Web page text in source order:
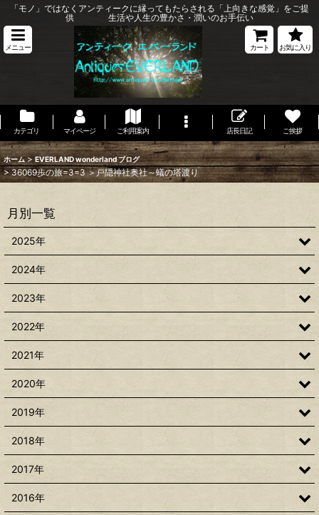
「モノ」ではなくアンティークに縁ってもたらされる「上向きな感覚」をご提
供 生活や人生の豊かさ・潤いのお手伝い
メニュー カート お気に入り
カテゴリ マイページ ご利用案内 店長日記 ご挨拶
ホーム > EVERLAND wonderland ブログ
> 36069歩の旅=3=3 ＞戸隠神社奥社～蟻の塔渡り
月別一覧
2025年
2024年
2023年
2022年
2021年
2020年
2019年
2018年
2017年
2016年